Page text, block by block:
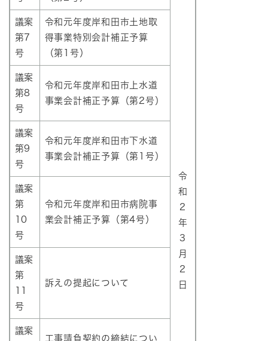
令
和
2
年
3
月
2
日
議案
第7
号
令和元年度岸和田市土地取
得事業特別会計補正予算
（第1号）
議案
第8
号
令和元年度岸和田市上水道
事業会計補正予算（第2号）
議案
第9
号
令和元年度岸和田市下水道
事業会計補正予算（第1号）
議案
第
10
号
令和元年度岸和田市病院事
業会計補正予算（第4号）
議案
第
号
訴えの提起について
議案
工事請負契約の締結につい